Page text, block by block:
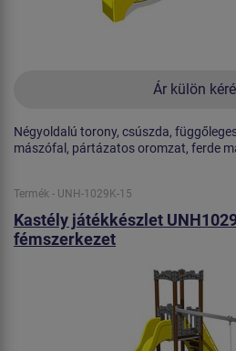
Ár külön
Négyoldalú torony, csúszda,
mászófal, pártázatos oromzat, ferde
Termék - UNH-1029K-15
Kastély játékkészlet
fémszerkezet